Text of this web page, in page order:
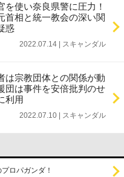
を使い奈良県警に圧力！
首相と統一教会の深い関
惑
2022.07.14 | スキャンダル
宗教団体との関係が動
は事件を安倍批判のせ
利用
2022.07.10 | スキャンダル
ロパガンダ！